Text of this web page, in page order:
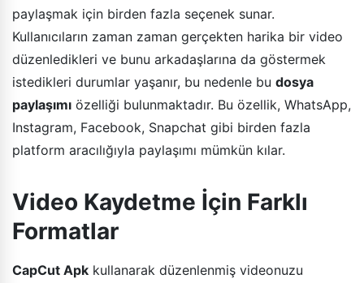
paylaşmak için birden fazla seçenek sunar.
Kullanıcıların zaman zaman gerçekten harika bir video
düzenledikleri ve bunu arkadaşlarına da göstermek
istedikleri durumlar yaşanır, bu nedenle bu dosya
paylaşımı özelliği bulunmaktadır. Bu özellik, WhatsApp,
Instagram, Facebook, Snapchat gibi birden fazla
platform aracılığıyla paylaşımı mümkün kılar.
Video Kaydetme İçin Farklı
Formatlar
CapCut Apk kullanarak düzenlenmiş videonuzu